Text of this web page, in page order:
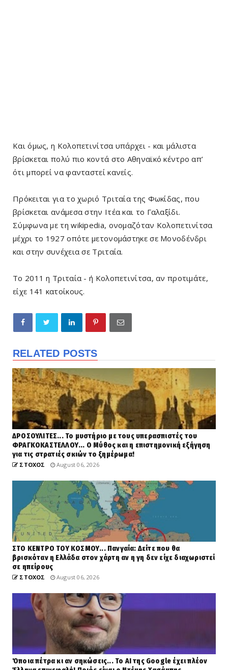
Και όμως, η Κολοπετινίτσα υπάρχει - και μάλιστα
βρίσκεται πολύ πιο κοντά στο Αθηναϊκό κέντρο απ’
ότι μπορεί να φανταστεί κανείς.
Πρόκειται για το χωριό Τριταία της Φωκίδας, που
βρίσκεται ανάμεσα στην Ιτέα και το Γαλαξίδι.
Σύμφωνα με τη wikipedia, ονομαζόταν Κολοπετινίτσα
μέχρι το 1927 οπότε μετονομάστηκε σε Μονοδένδρι
και στην συνέχεια σε Τριταία.
Το 2011 η Τριταία - ή Κολοπετινίτσα, αν προτιμάτε,
είχε 141 κατοίκους.
RELATED POSTS
ΔΡΟΣΟΥΛΙΤΕΣ... Το μυστήριο με τους υπερασπιστές του
ΦΡΑΓΚΟΚΑΣΤΕΛΛΟΥ... Ο Μύθος και η επιστημονική εξήγηση
για τις στρατιές σκιών το ξημέρωμα!
ΣΤΟΧΟΣ August 06, 2026
ΣΤΟ ΚΕΝΤΡΟ ΤΟΥ ΚΟΣΜΟΥ... Πανγαία: Δείτε που θα
βρισκόταν η Ελλάδα στον χάρτη αν η γη δεν είχε διαχωριστεί
σε ηπείρους
ΣΤΟΧΟΣ August 06, 2026
Όποια πέτρα κι αν σηκώσεις... Το AI της Google έχει πλέον